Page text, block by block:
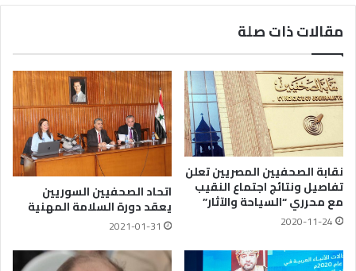
مقالات ذات صلة
نقابة الصحفيين المصريين تعلن
تفاصيل ونتائج اجتماع النقيب
مع محرري “السياحة والآثار”
2020-11-24
اتحاد الصحفيين السوريين
يعقد دورة السلامة المهنية
2021-01-31